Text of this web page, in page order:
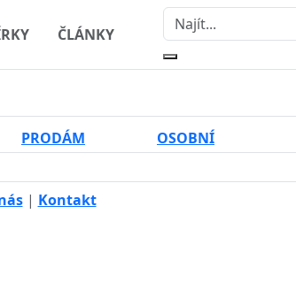
ČLÁNKY
PRODÁM OSOBNÍ
| Kontakt